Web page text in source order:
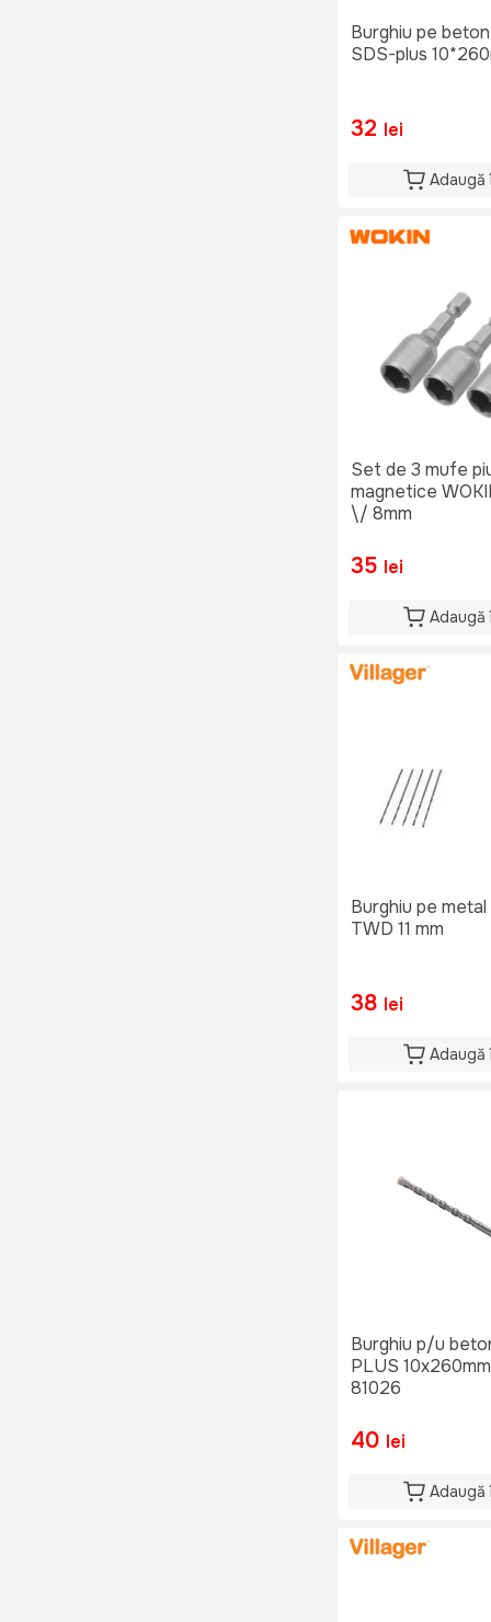
Burghiu pe
SDS-plus
32 lei
Adaugă
Set de 3 mufe
magnetice
\/ 8mm
35 lei
Adaugă
Burghiu pe
TWD 11 mm
38 lei
Adaugă
Burghiu p/u
PLUS
81026
40 lei
Adaugă